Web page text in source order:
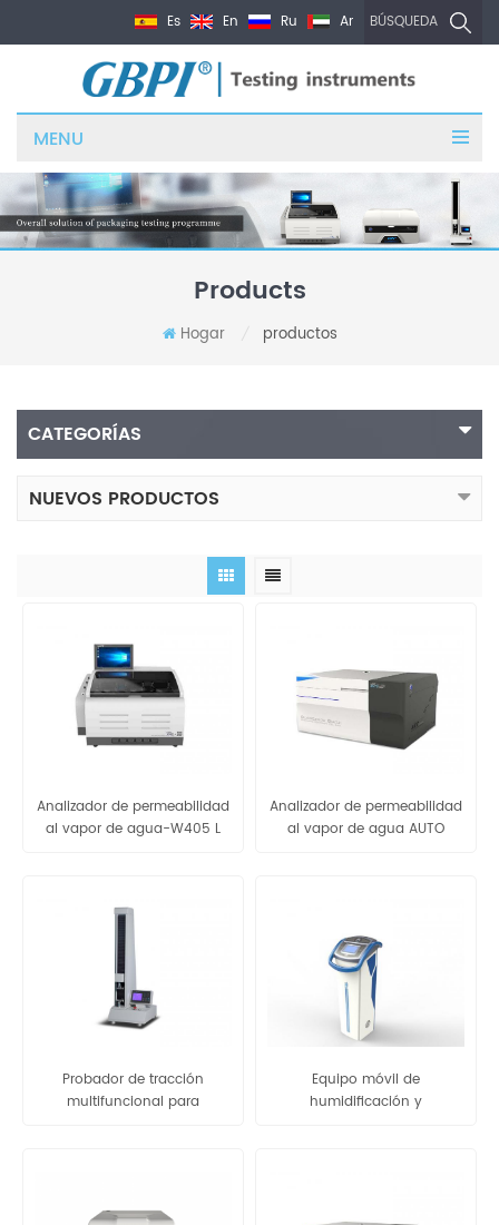
BÚSQUEDA
Es En Ru Ar
MENU
Products
Hogar productos
CATEGORÍAS
NUEVOS PRODUCTOS
Analizador de permeabilidad
al vapor de agua-W405 L
Analizador de permeabilidad
al vapor de agua AUTO
Probador de tracción
multifuncional para
Equipo móvil de
humidificación y